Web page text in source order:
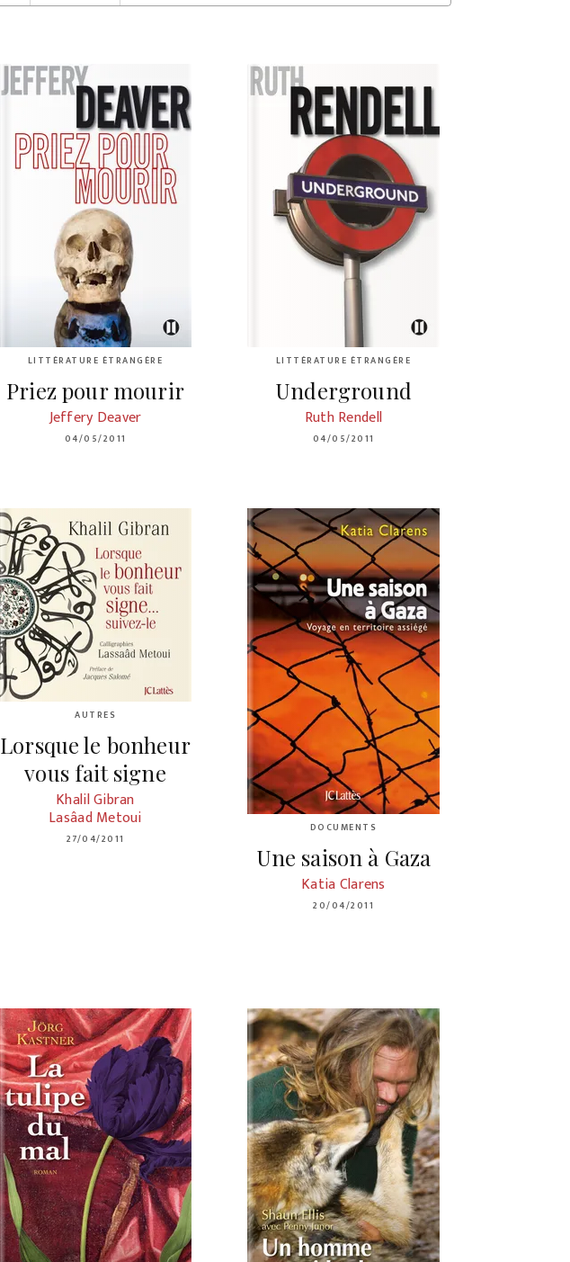
LITTÉRATURE ÉTRANGÈRE
Priez pour mourir
Jeffery Deaver
04/05/2011
LITTÉRATURE ÉTRANGÈRE
Underground
Ruth Rendell
04/05/2011
AUTRES
Lorsque le bonheur
vous fait signe
Khalil Gibran
Lasâad Metoui
27/04/2011
DOCUMENTS
Une saison à Gaza
Katia Clarens
20/04/2011